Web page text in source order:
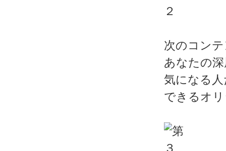
次のコン
あなたの
気になる
できるオ